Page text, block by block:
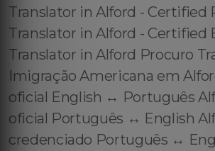
Translator in Alford - Certified
Translator in Alford - Certified
Translator in Alford Procuro
Imigração Americana em
oficial English ↔️ Português
oficial Português ↔️ English
credenciado Português ↔️